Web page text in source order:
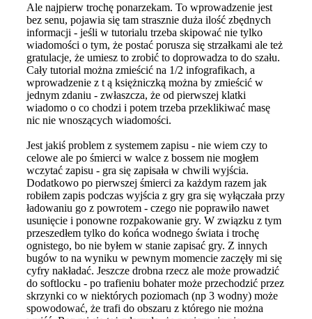
Ale najpierw trochę ponarzekam. To wprowadzenie jest
bez senu, pojawia się tam strasznie duża ilość zbędnych
informacji - jeśli w tutorialu trzeba skipować nie tylko
wiadomości o tym, że postać porusza się strzałkami ale też
gratulacje, że umiesz to zrobić to doprowadza to do szału.
Cały tutorial można zmieścić na 1/2 infografikach, a
wprowadzenie z t ą księżniczką można by zmieścić w
jednym zdaniu - zwłaszcza, że od pierwszej klatki
wiadomo o co chodzi i potem trzeba przeklikiwać masę
nic nie wnoszących wiadomości.
Jest jakiś problem z systemem zapisu - nie wiem czy to
celowe ale po śmierci w walce z bossem nie mogłem
wczytać zapisu - gra się zapisała w chwili wyjścia.
Dodatkowo po pierwszej śmierci za każdym razem jak
robiłem zapis podczas wyjścia z gry gra się wyłączała przy
ładowaniu go z powrotem - czego nie poprawiło nawet
usunięcie i ponowne rozpakowanie gry. W związku z tym
przeszedłem tylko do końca wodnego świata i trochę
ognistego, bo nie byłem w stanie zapisać gry. Z innych
bugów to na wyniku w pewnym momencie zaczęły mi się
cyfry nakładać. Jeszcze drobna rzecz ale może prowadzić
do softlocku - po trafieniu bohater może przechodzić przez
skrzynki co w niektórych poziomach (np 3 wodny) może
spowodować, że trafi do obszaru z którego nie można